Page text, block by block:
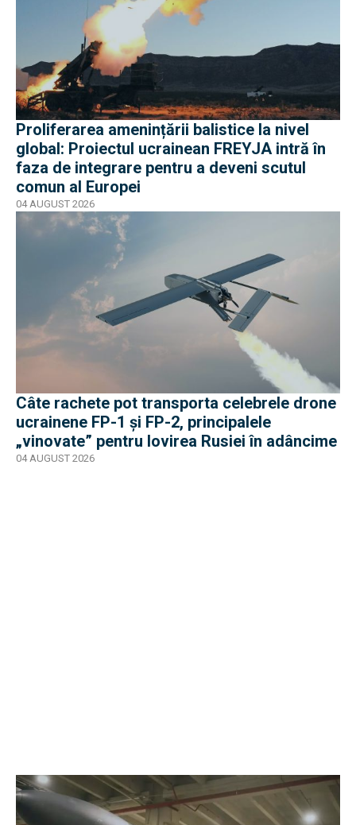
Proliferarea amenințării balistice la nivel
global: Proiectul ucrainean FREYJA intră în
faza de integrare pentru a deveni scutul
comun al Europei
04 AUGUST 2026
Câte rachete pot transporta celebrele drone
ucrainene FP-1 și FP-2, principalele
„vinovate” pentru lovirea Rusiei în adâncime
04 AUGUST 2026